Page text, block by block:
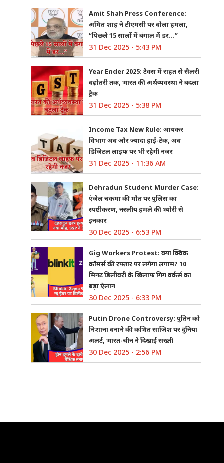
Amit Shah Press Conference:
अमित शाह ने टीएमसी पर बोला हमला,
“पिछले 15 सालों में बंगाल में डर…”
31 Dec 2025 - 5:43 PM
Year Ender 2025: टैक्स में राहत से सैलरी
बढ़ोतरी तक, भारत की अर्थव्यवस्था ने बदला
ट्रैक
31 Dec 2025 - 5:38 PM
Income Tax New Rule: आयकर
विभाग अब और ज्यादा हाई-टेक, अब
डिजिटल लाइफ पर भी रहेगी नजर
31 Dec 2025 - 11:36 AM
Dehradun Student Murder Case:
एंजेल चकमा की मौत पर पुलिस का
स्पष्टीकरण, नस्लीय हमले की थ्योरी से
इनकार
30 Dec 2025 - 6:53 PM
Gig Workers Protest: क्या क्विक
कॉमर्स की रफ्तार पर लगेगा लगाम? 10
मिनट डिलीवरी के खिलाफ गिग वर्कर्स का
बड़ा ऐलान
30 Dec 2025 - 6:33 PM
Putin Drone Controversy: पुतिन को
निशाना बनाने की कथित साजिश पर दुनिया
अलर्ट, भारत-चीन ने दिखाई सख्ती
30 Dec 2025 - 2:56 PM